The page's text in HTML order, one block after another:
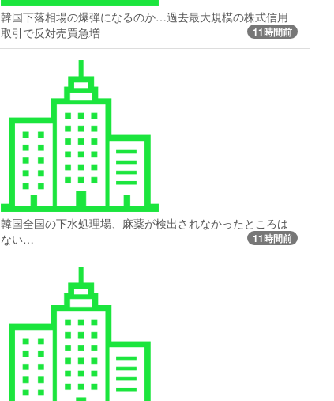
韓国下落相場の爆弾になるのか…過去最大規模の株式信用
取引で反対売買急増
11時間前
韓国全国の下水処理場、麻薬が検出されなかったところは
ない…
11時間前